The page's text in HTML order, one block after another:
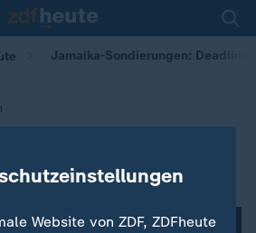
Jamaika-Sondierungen: Deadline
Sonntagabend
Website von ZDF, ZDFheute